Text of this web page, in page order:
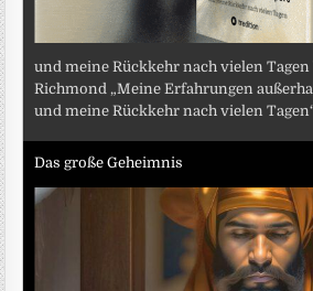
und meine Rückkehr nach vielen Tagen
Richmond „Meine Erfahrungen
und meine Rückkehr nach vielen
Das große Geheimnis